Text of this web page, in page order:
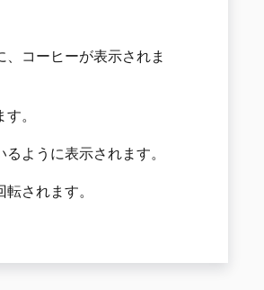
コーヒーが表示されま
。
ように表示されます。
されます。